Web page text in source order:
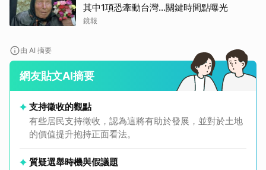
其中1項恐牽動台灣...關鍵時間點曝光
鏡報
由 AI 摘要
網友貼文AI摘要
支持徵收的觀點
有些居民支持徵收，認為這將有助於發展，並對於土地
的價值提升抱持正面看法。
質疑選舉時機與假議題